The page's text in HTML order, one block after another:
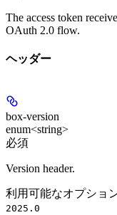
The access token
OAuth 2.0 flow.
ヘッダー
box-version
enum<string>
必須
Version header.
利用可能なオプショ
2025.0